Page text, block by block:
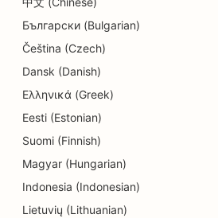
SEO parduotuvėms, kuriose
keksiukais
SEO elektrikams
SEO elektronikos parduotuvėms
SEO inžinerijos įmonėms
SEO endodontologams
Български (Bulgarian)
Čeština (Czech)
Dansk (Danish)
Ελληνικά (Greek)
Eesti (Estonian)
Suomi (Finnish)
Magyar (Hungarian)
Indonesia (Indonesian)
Lietuvių (Lithuanian)